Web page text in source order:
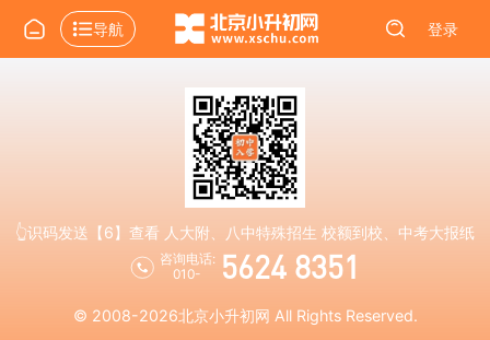
导航 登录
👆识码发送【6】查看 人大附、八中特殊招生 校额到校、中考大报纸
咨询电话:
010-
5624 8351
© 2008-2026北京小升初网 All Rights Reserved.